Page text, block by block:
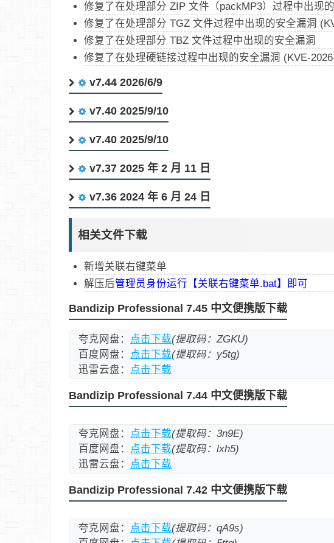
修复了在处理部分 ZIP 文件（packMP3）过程中出现
修复了在处理部分 TGZ 文件过程中出现的安全漏洞
修复了在处理部分 TBZ 文件过程中出现的安全漏洞
修复了在处理硬链接过程中出现的安全漏洞 (KVE-
v7.44 2026/6/9
v7.40 2025/9/10
v7.40 2025/9/10
v7.37 2025 年 2 月 11 日
v7.36 2024 年 6 月 24 日
相关文件下载
新增关联右键菜单
解压后管理员身份运行【关联右键菜单.bat】即可
Bandizip Professional 7.45 中文便携版下载
夸克网盘： 点击下载(提取码：ZGKU)
百度网盘：
点击下载(提取码：y5tg)
迅雷云盘：
点击下载
Bandizip Professional 7.44 中文便携版下载
夸克网盘： 点击下载(提取码：3n9E)
百度网盘：
点击下载(提取码：lxh5)
迅雷云盘：
点击下载
Bandizip Professional 7.42 中文便携版下载
夸克网盘： 点击下载(提取码：qA9s)